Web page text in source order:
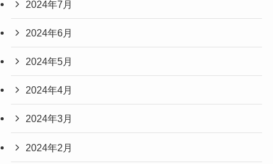
2024年7月
2024年6月
2024年5月
2024年4月
2024年3月
2024年2月